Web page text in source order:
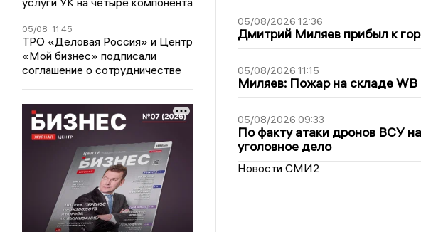
05/08 11:45
ТРО «Деловая Россия» и Центр
«Мой бизнес» подписали
соглашение о сотрудничестве
05/08/2026 12:36
Дмитрий Миляев прибыл к
05/08/2026 11:15
Миляев: Пожар на складе WB
05/08/2026 09:33
По факту атаки дронов ВСУ
уголовное дело
Новости СМИ2